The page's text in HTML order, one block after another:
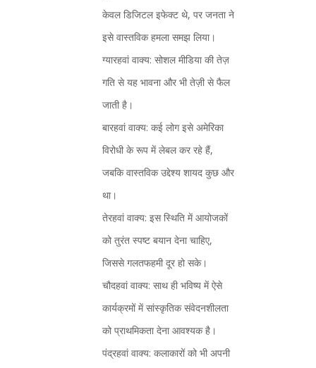
केवल डिजिटल इफेक्ट थे, पर जनता ने
इसे वास्तविक हमला समझ लिया।
ग्यारहवां वाक्य: सोशल मीडिया की तेज़
गति से यह भावना और भी तेज़ी से फैल
जाती है।
बारहवां वाक्य: कई लोग इसे अमेरिका
विरोधी के रूप में लेबल कर रहे हैं,
जबकि वास्तविक उद्देश्य शायद कुछ और
था।
तेरहवां वाक्य: इस स्थिति में आयोजकों
को तुरंत स्पष्ट बयान देना चाहिए,
जिससे गलतफहमी दूर हो सके।
चौदहवां वाक्य: साथ ही भविष्य में ऐसे
कार्यक्रमों में सांस्कृतिक संवेदनशीलता
को प्राथमिकता देना आवश्यक है।
पंद्रहवां वाक्य: कलाकारों को भी अपनी